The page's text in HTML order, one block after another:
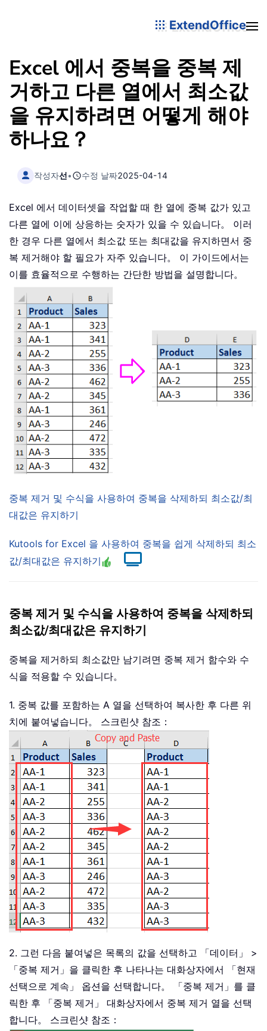
ExtendOffice
Excel 에서 중복을 중복 제
거하고 다른 열에서 최소값
을 유지하려면 어떻게 해야
하나요？
작성자선• 수정 날짜2025-04-14
Excel 에서 데이터셋을 작업할 때 한 열에 중복 값가 있고
다른 열에 이에 상응하는 숫자가 있을 수 있습니다。 이러
한 경우 다른 열에서 최소값 또는 최대값을 유지하면서 중
복 제거해야 할 필요가 자주 있습니다。 이 가이드에서는
이를 효율적으로 수행하는 간단한 방법을 설명합니다。
중복 제거 및 수식을 사용하여 중복을 삭제하되 최소값/최
대값은 유지하기
Kutools for Excel 을 사용하여 중복을 쉽게 삭제하되 최소
값/최대값은 유지하기
중복 제거 및 수식을 사용하여 중복을 삭제하되
최소값/최대값은 유지하기
중복을 제거하되 최소값만 남기려면 중복 제거 함수와 수
식을 적용할 수 있습니다。
1. 중복 값를 포함하는 A 열을 선택하여 복사한 후 다른 위
치에 붙여넣습니다。 스크린샷 참조：
2. 그런 다음 붙여넣은 목록의 값을 선택하고 「데이터」 >
「중복 제거」을 클릭한 후 나타나는 대화상자에서 「현재
선택으로 계속」 옵션을 선택합니다。 「중복 제거」를 클
릭한 후 「중복 제거」 대화상자에서 중복 제거 열을 선택
합니다。 스크린샷 참조：